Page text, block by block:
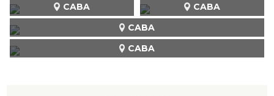
CABA
CABA CABA
CABA